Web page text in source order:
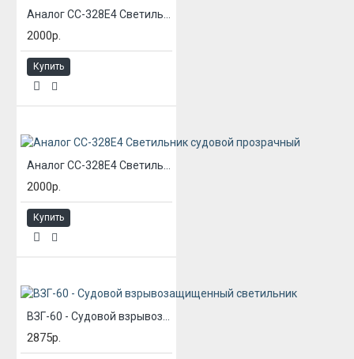
2000р.
Купить
2000р.
Купить
2875р.